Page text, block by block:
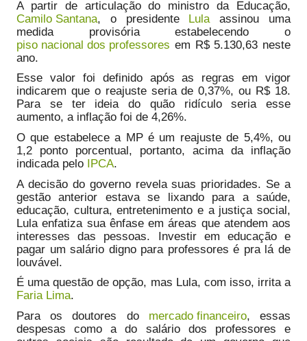
A partir de articulação do ministro da Educação,
Camilo Santana, o presidente Lula assinou uma
medida provisória estabelecendo o
piso nacional dos professores em R$ 5.130,63 neste
ano.
Esse valor foi definido após as regras em vigor
indicarem que o reajuste seria de 0,37%, ou R$ 18.
Para se ter ideia do quão ridículo seria esse
aumento, a inflação foi de 4,26%.
O que estabelece a MP é um reajuste de 5,4%, ou
1,2 ponto porcentual, portanto, acima da inflação
indicada pelo IPCA.
A decisão do governo revela suas prioridades. Se a
gestão anterior estava se lixando para a saúde,
educação, cultura, entretenimento e a justiça social,
Lula enfatiza sua ênfase em áreas que atendem aos
interesses das pessoas. Investir em educação e
pagar um salário digno para professores é pra lá de
louvável.
É uma questão de opção, mas Lula, com isso, irrita a
Faria Lima.
Para os doutores do mercado financeiro, essas
despesas como a do salário dos professores e